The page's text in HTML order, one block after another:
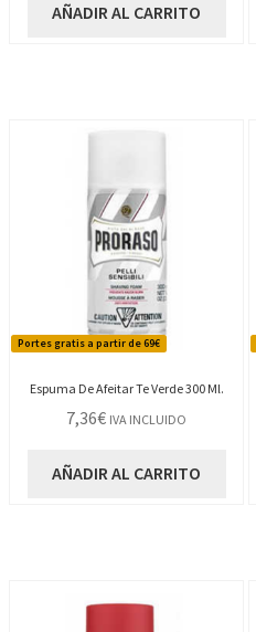
AÑADIR AL CARRITO
Portes gratis a partir de 69€
Espuma De Afeitar Te Verde 300 Ml.
7,36€ IVA INCLUIDO
AÑADIR AL CARRITO